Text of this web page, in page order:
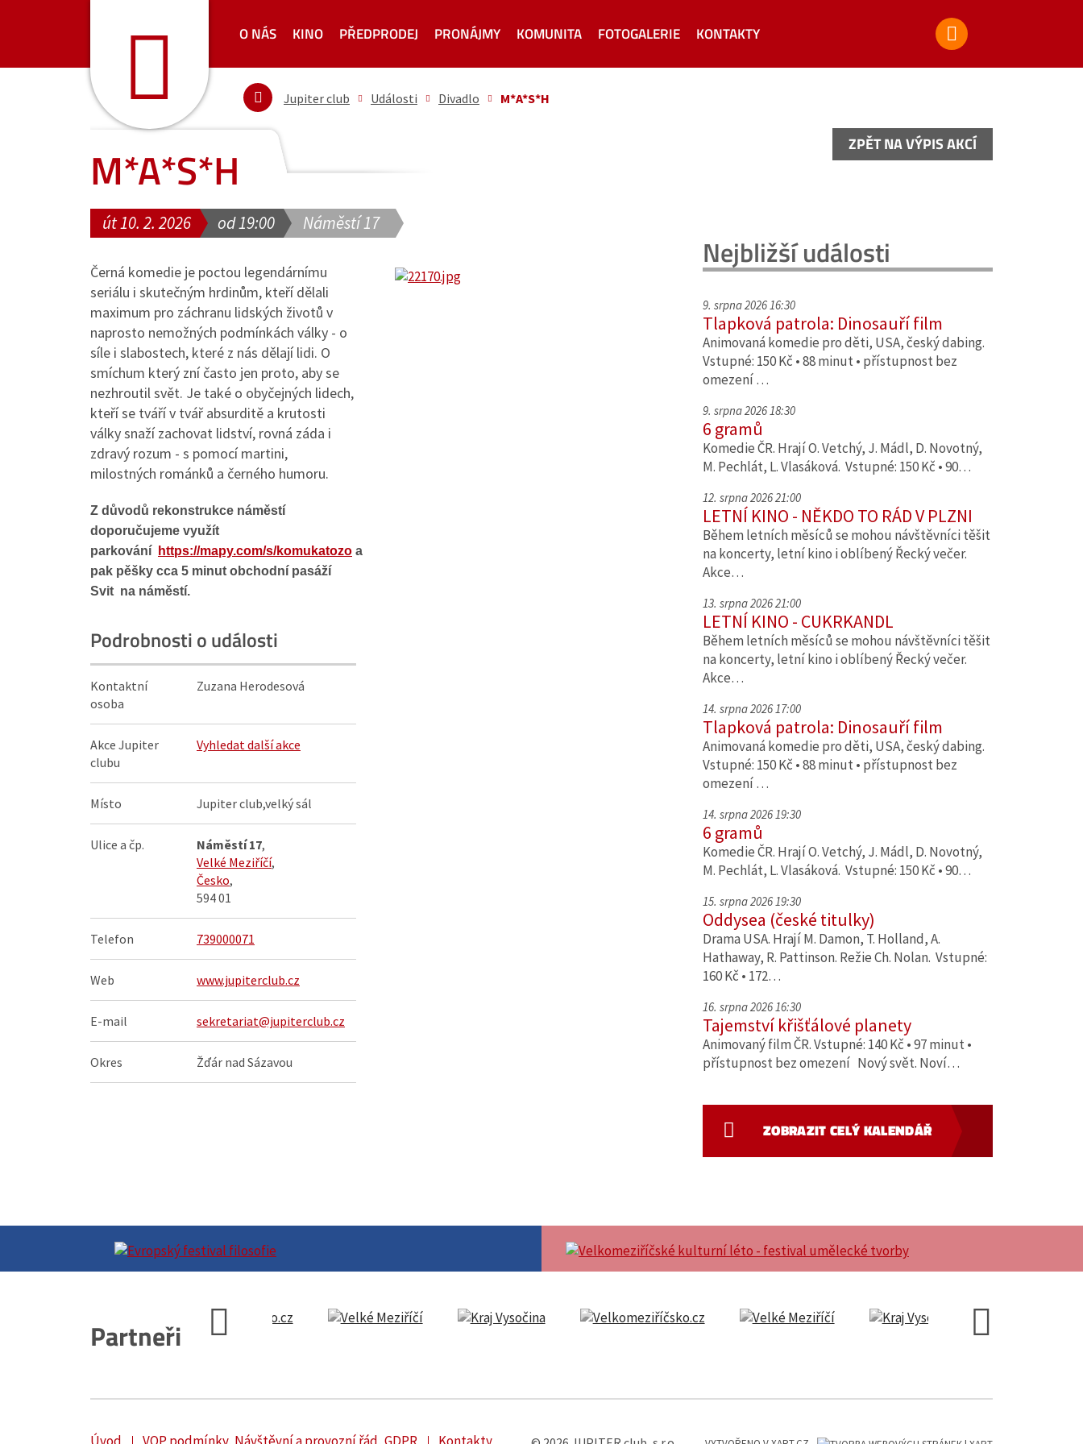
O NÁS KINO PŘEDPRODEJ PRONÁJMY KOMUNITA FOTOGALERIE KONTAKTY
Jupiter club Události Divadlo M*A*S*H
M*A*S*H ZPĚT NA VÝPIS AKCÍ
út 10. 2. 2026 od 19:00 Náměstí 17
Černá komedie je poctou legendárnímu
seriálu i skutečným hrdinům, kteří dělali
maximum pro záchranu lidských životů v
naprosto nemožných podmínkách války - o
síle i slabostech, které z nás dělají lidi. O
smíchum který zní často jen proto, aby se
nezhroutil svět. Je také o obyčejných lidech,
kteří se tváří v tvář absurditě a krutosti
války snaží zachovat lidství, rovná záda i
zdravý rozum - s pomocí martini,
milostných románků a černého humoru.
Z důvodů rekonstrukce náměstí
doporučujeme využít
parkování
https://mapy.com/s/komukatozo a
pak pěšky cca 5 minut obchodní pasáží
Svit na náměstí.
Podrobnosti o události
Kontaktní
osoba
Zuzana Herodesová
Akce Jupiter
clubu
Vyhledat další akce
Místo Jupiter club,velký sál
Ulice a čp. Náměstí 17,
Velké Meziříčí,
Česko,
594 01
Telefon 739000071
Web www.jupiterclub.cz
E-mail sekretariat@jupiterclub.cz
Okres Žďár nad Sázavou
ZPĚT NA VÝPIS AKCÍ
Nejbližší události
9. srpna 2026 16:30
Tlapková patrola: Dinosauří film
Animovaná komedie pro děti, USA, český dabing.
Vstupné: 150 Kč • 88 minut • přístupnost bez
omezení …
9. srpna 2026 18:30
6 gramů
Komedie ČR. Hrají O. Vetchý, J. Mádl, D. Novotný,
M. Pechlát, L. Vlasáková. Vstupné: 150 Kč • 90…
12. srpna 2026 21:00
LETNÍ KINO - NĚKDO TO RÁD V PLZNI
Během letních měsíců se mohou návštěvníci těšit
na koncerty, letní kino i oblíbený Řecký večer.
Akce…
13. srpna 2026 21:00
LETNÍ KINO - CUKRKANDL
Během letních měsíců se mohou návštěvníci těšit
na koncerty, letní kino i oblíbený Řecký večer.
Akce…
14. srpna 2026 17:00
Tlapková patrola: Dinosauří film
Animovaná komedie pro děti, USA, český dabing.
Vstupné: 150 Kč • 88 minut • přístupnost bez
omezení …
14. srpna 2026 19:30
6 gramů
Komedie ČR. Hrají O. Vetchý, J. Mádl, D. Novotný,
M. Pechlát, L. Vlasáková. Vstupné: 150 Kč • 90…
15. srpna 2026 19:30
Oddysea (české titulky)
Drama USA. Hrají M. Damon, T. Holland, A.
Hathaway, R. Pattinson. Režie Ch. Nolan. Vstupné:
160 Kč • 172…
16. srpna 2026 16:30
Tajemství křišťálové planety
Animovaný film ČR. Vstupné: 140 Kč • 97 minut •
přístupnost bez omezení Nový svět. Noví…
ZOBRAZIT CELÝ KALENDÁŘ
Partneři